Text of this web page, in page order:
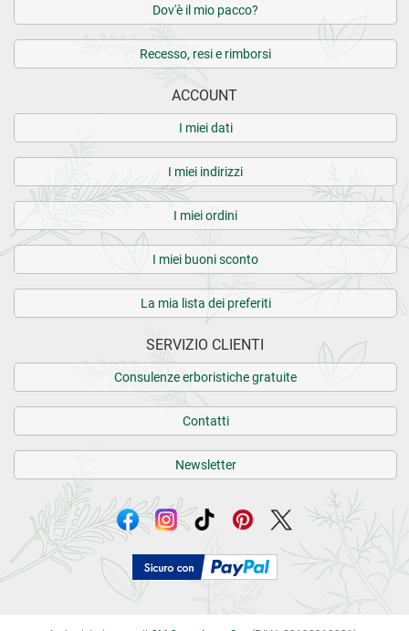
Dov'è il mio pacco?
Recesso, resi e rimborsi
ACCOUNT
I miei dati
I miei indirizzi
I miei ordini
I miei buoni sconto
La mia lista dei preferiti
SERVIZIO CLIENTI
Consulenze erboristiche gratuite
Contatti
Newsletter